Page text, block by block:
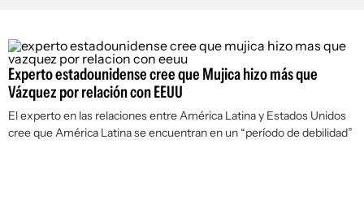
Experto estadounidense cree que Mujica hizo más que
Vázquez por relación con EEUU
El experto en las relaciones entre América Latina y Estados Unidos
cree que América Latina se encuentran en un “período de debilidad”